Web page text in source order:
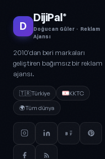
D
DijiPal®
Doğucan Güler · Reklam
Ajansı
2010'dan beri markaları
geliştiren bağımsız bir reklam
ajansı.
🇹🇷Türkiye
KKTC
🌍Tüm dünya